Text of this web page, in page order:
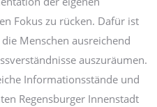
Fokus zu rücken. Dafür ist
Menschen ausreichend
auszuräumen.
Informations­stände und
Regens­burger Innenstadt